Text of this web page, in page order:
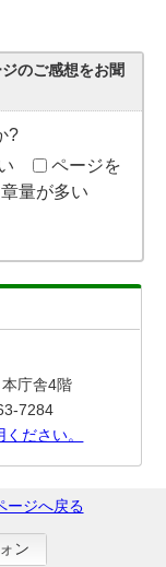
のご感想をお聞
?
ページを
量が多い
庁舎4階
7284
ださい。
ージへ戻る
ン